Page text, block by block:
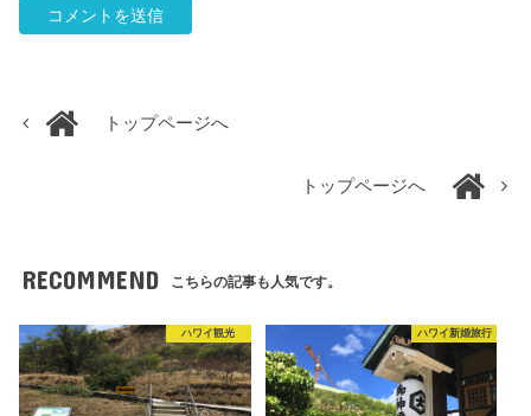
トップページへ
トップページへ
RECOMMEND こちらの記事も人気です。
ハワイ観光 ハワイ新婚旅行